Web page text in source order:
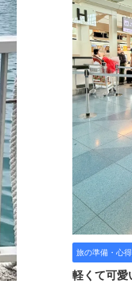
旅の準備・心得
軽くて可愛